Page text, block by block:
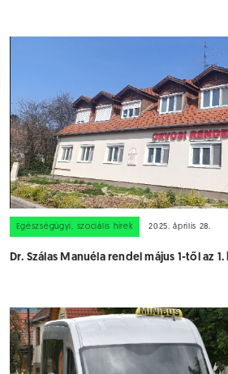
Egészségügyi, szociális hírek 2025. április 28.
Dr. Szálas Manuéla rendel május 1-től az